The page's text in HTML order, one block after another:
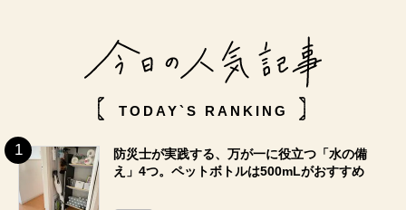
TODAY`S RANKING
防災士が実践する、万が一に役立つ「水の備
え」4つ。ペットボトルは500mLがおすすめ